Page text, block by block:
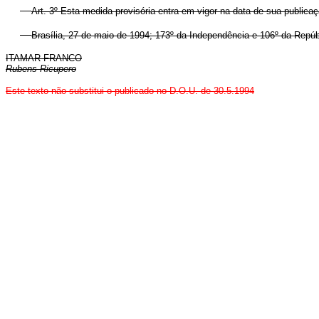
Art. 3º Esta medida provisória entra em vigor na data de sua
Brasília, 27 de maio de 1994; 173º da Independência e 106º da
ITAMAR FRANCO
Rubens Ricupero
Este texto não substitui o publicado no D.O.U. de 30.5.1994